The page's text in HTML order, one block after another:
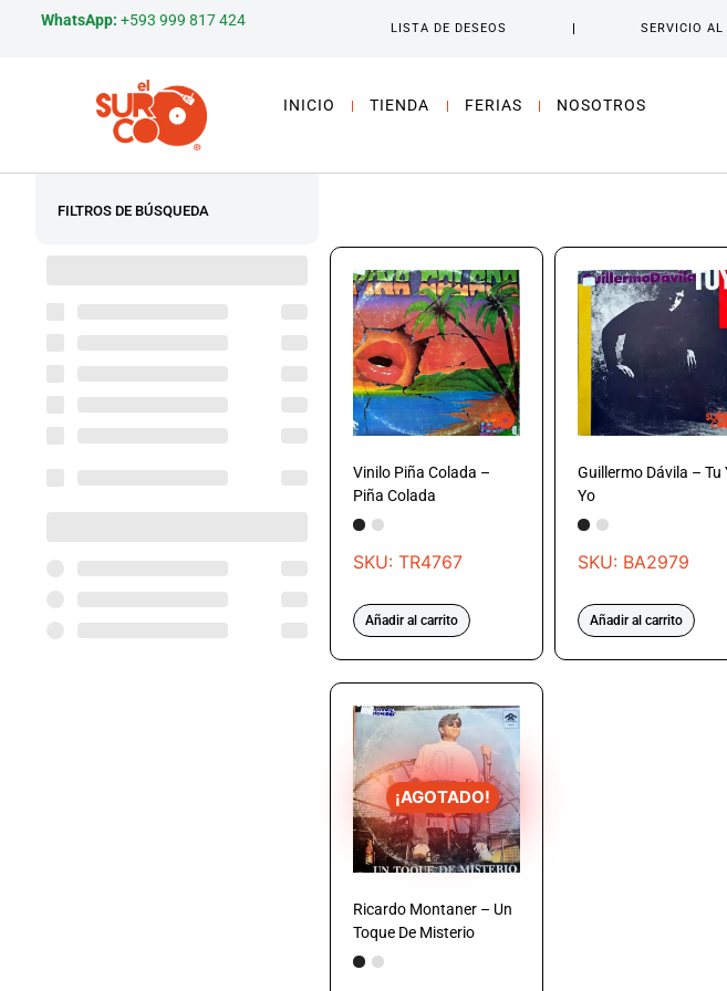
WhatsApp: +593 999 817 424 LISTA DE DESEOS SERVICIO AL
INICIO TIENDA FERIAS NOSOTROS
FILTROS DE BÚSQUEDA
Vinilo Piña Colada –
Piña Colada
SKU: TR4767
Añadir al carrito
Guillermo Dávila – Tu
Yo
SKU: BA2979
Añadir al carrito
¡AGOTADO!
Ricardo Montaner – Un
Toque De Misterio